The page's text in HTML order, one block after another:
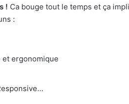
! Ca bouge tout le temps et ça
:
et ergonomique